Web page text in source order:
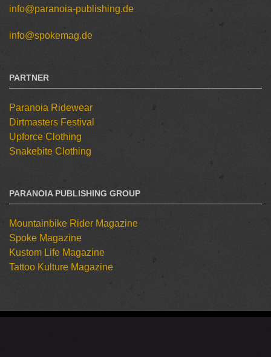
info@paranoia-publishing.de
info@spokemag.de
PARTNER
Paranoia Ridewear
Dirtmasters Festival
Upforce Clothing
Snakebite Clothing
PARANOIA PUBLISHING GROUP
Mountainbike Rider Magazine
Spoke Magazine
Kustom Life Magazine
Tattoo Kulture Magazine